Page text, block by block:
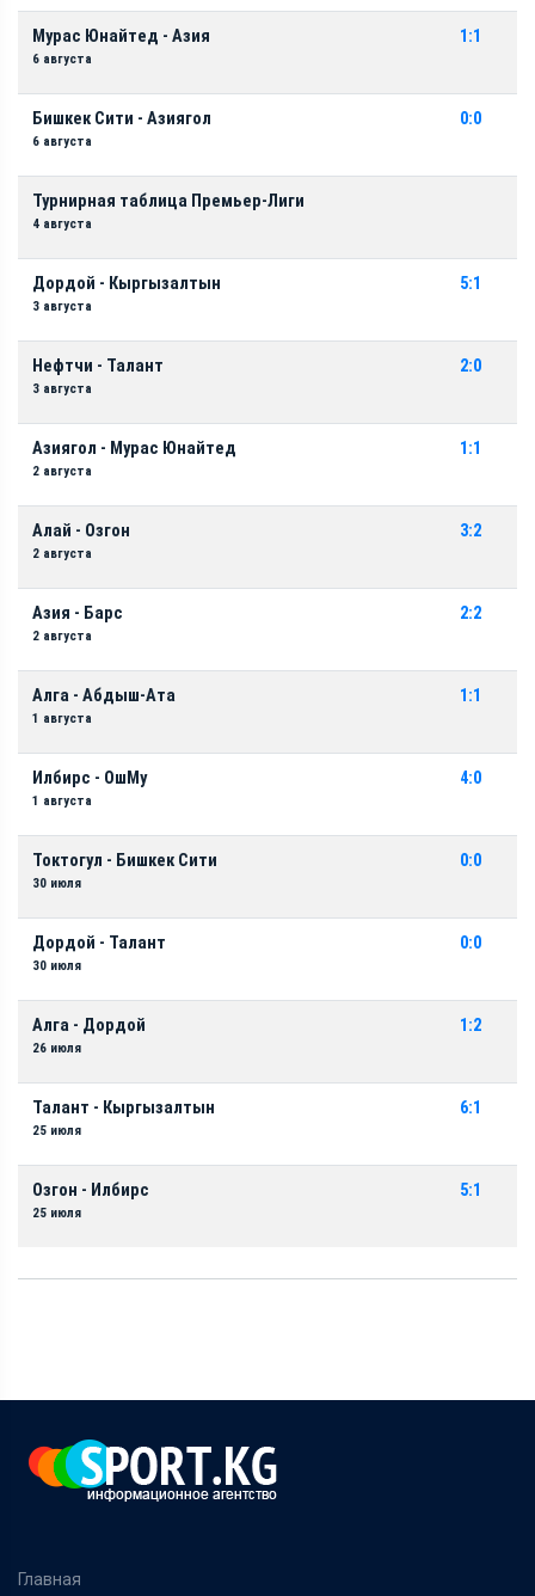
Мурас Юнайтед - Азия
6 августа
1:1
Бишкек Сити - Азиягол
6 августа
0:0
Турнирная таблица Премьер-Лиги
4 августа
Дордой - Кыргызалтын
3 августа
5:1
Нефтчи - Талант
3 августа
2:0
Азиягол - Мурас Юнайтед
2 августа
1:1
Алай - Озгон
2 августа
3:2
Азия - Барс
2 августа
2:2
Алга - Абдыш-Ата
1 августа
1:1
Илбирс - ОшМу
1 августа
4:0
Токтогул - Бишкек Сити
30 июля
0:0
Дордой - Талант
30 июля
0:0
Алга - Дордой
26 июля
1:2
Талант - Кыргызалтын
25 июля
6:1
Озгон - Илбирс
25 июля
5:1
Главная